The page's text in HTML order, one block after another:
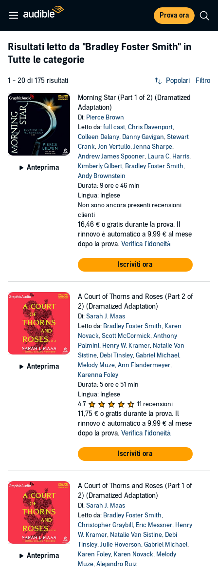
Prova ora
Risultati letto da "Bradley Foster Smith" in
Tutte le categorie
1 - 20 di 175 risultati Popolari Filtro
Anteprima
Morning Star (Part 1 of 2) (Dramatized
Adaptation)
Di: Pierce Brown
Letto da:full cast,Chris Davenport,
Colleen Delany, Danny Gavigan,Stewart
Crank,Jon Vertullo,Jenna Sharpe,
Andrew James Spooner, Laura C. Harris,
Kimberly Gilbert, Bradley Foster Smith,
Andy Brownstein
Durata: 9 ore e 46 min
Lingua: Inglese
Non sono ancora presenti recensioni
clienti
16,46 € o gratis durante la prova. Il
rinnovo è automatico a 9,99 € al mese
dopo la prova. Verifica l'idoneità
Iscriviti ora
Anteprima
A Court of Thorns and Roses (Part 2 of
2) (Dramatized Adaptation)
Di:Sarah J. Maas
Letto da: Bradley Foster Smith, Karen
Novack,Scott McCormick,Anthony
Palmini, Henry W. Kramer, Natalie Van
Sistine, Debi Tinsley,Gabriel Michael,
Melody Muze,Ann Flandermeyer,
Karenna Foley
Durata: 5 ore e 51 min
Lingua: Inglese
4,7
11 recensioni
11,75 € o gratis durante la prova. Il
rinnovo è automatico a 9,99 € al mese
dopo la prova. Verifica l'idoneità
Iscriviti ora
Anteprima
A Court of Thorns and Roses (Part 1 of
2) (Dramatized Adaptation)
Di:Sarah J. Maas
Letto da: Bradley Foster Smith,
Christopher Graybill, Eric Messner, Henry
W. Kramer, Natalie Van Sistine, Debi
Tinsley,Julie Hoverson,Gabriel Michael,
Karen Foley, Karen Novack, Melody
Muze,Alejandro Ruiz